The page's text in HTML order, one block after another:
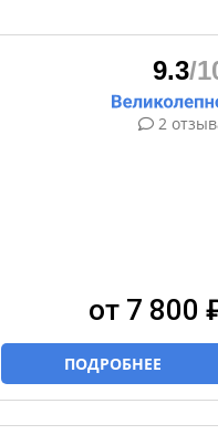
9.3/
2
от 7 800
ПОДРОБНЕЕ